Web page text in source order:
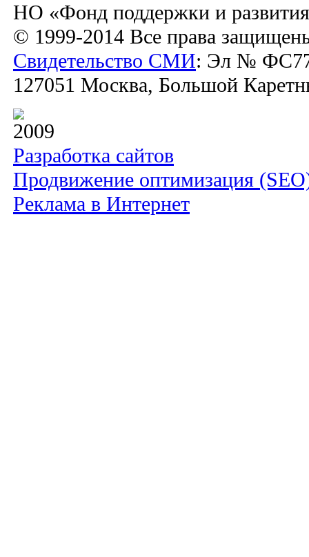
НО «Фонд поддержки и
© 1999-2014 Все права
Свидетельство СМИ: Эл №
127051 Москва, Большой
2009
Разработка сайтов
Продвижение оптимизация
Реклама в Интернет